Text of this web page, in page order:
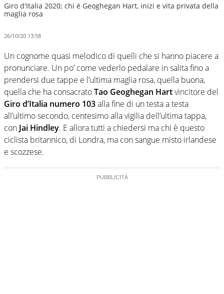
Giro d'Italia 2020; chi è Geoghegan Hart, inizi e vita privata della
maglia rosa
26/10/20 13:58
Un cognome quasi melodico di quelli che si hanno piacere a
pronunciare. Un po’ come vederlo pedalare in salita fino a
prendersi due tappe e l’ultima maglia rosa, quella buona,
quella che ha consacratoTao Geoghegan Hartvincitore del
Giro d’Italia numero 103alla fine di un testa a testa
all’ultimo secondo, centesimo alla vigilia dell’ultima tappa,
con Jai Hindley. E allora tutti a chiedersi ma chi è questo
ciclista britannico, di Londra, ma con sangue misto irlandese
e scozzese.